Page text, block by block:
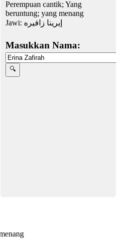
Perempuan cantik; Yang
beruntung; yang menang
Jawi: إيرينا زافيره
Masukkan Nama: